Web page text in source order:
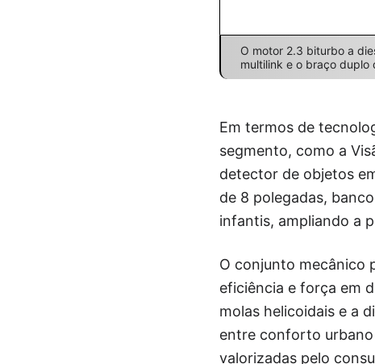
O motor 2.3 biturbo a
multilink e o braço duplo
Em termos de
segmento, como a
detector de objetos
de 8 polegadas,
infantis, ampliando a
O conjunto mecânico
eficiência e força em
molas helicoidais e a
entre conforto
valorizadas pelo